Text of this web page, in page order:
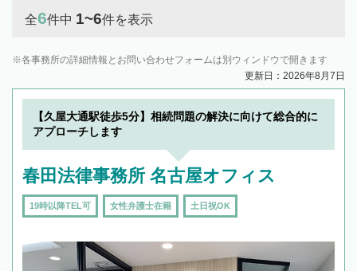
全6件中 1~6件を表示
各事務所の詳細情報とお問い合わせフォームは別ウィンドウで開きます
更新日：2026年8月7日
【久屋大通駅徒歩5分】相続問題の解決に向けて総合的に
アプローチします
春田法律事務所 名古屋オフィス
19時以降TEL可 女性弁護士在籍 土日祝OK